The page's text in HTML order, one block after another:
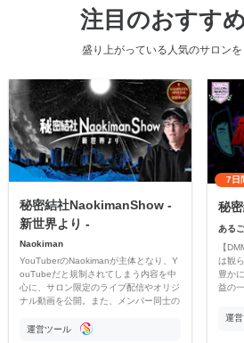
注目のおすす
盛り上がっている人気のサロンを
秘密結社NaokimanShow -
新世界より -
Naokiman
YouTuberのNaokimanが主体となり、Y
ouTubeだと規制されてしまう内容を中
心に、サロン限定のライブ配信やオリジ
ナル動画を公開。また、メンバー同士の
ただいています。
運営ツール
7日
秘
ある
【
は観
豊か
益の
す運